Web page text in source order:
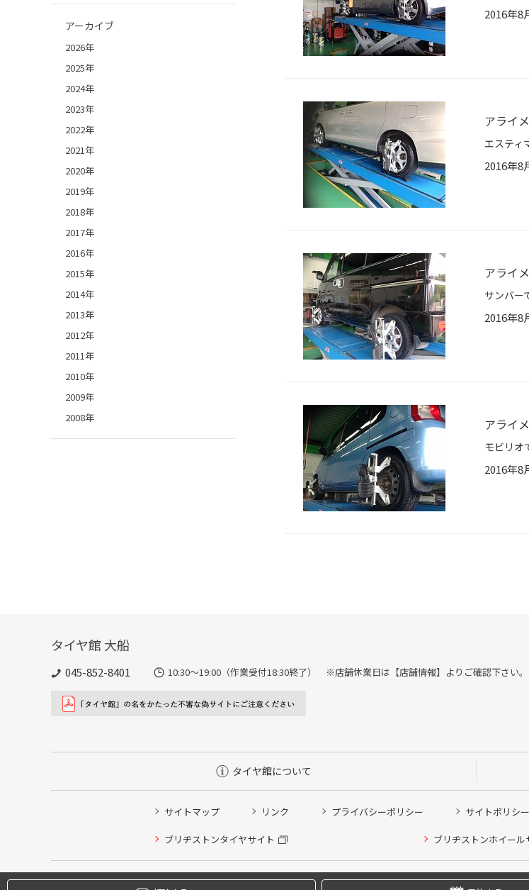
2016年8
アライ
エステ
2016年8
アライ
サンバ
2016年8
アライ
モビリ
2016年8
アーカイブ
2026年
2025年
2024年
2023年
2022年
2021年
2020年
2019年
2018年
2017年
2016年
2015年
2014年
2013年
2012年
2011年
2010年
2009年
2008年
タイヤ館 大船
045-852-8401 10:30～19:00（作業受付18:30終了） ※店舗休業日は【店舗情報】よりご確認下さい。
タイヤ館について
サイトマップ リンク プライバシーポリシー サイトポリシー
ブリヂストンタイヤサイト ブリヂストンホイール
Copyright © 2024 Bridgestone Retail Co.,Ltd.
タイヤ点検・安全点検/タイヤ履き替え/オイル交換/その他ピット作業の予約
クローク契約会員専用タイヤ履き替え※タイヤ履き替えを希望のクローク契約会員の方はこちらを選択くださ
本日のタイヤ履き替え順番待ち予約 ※クローク契約会員の方はご利用いただけません